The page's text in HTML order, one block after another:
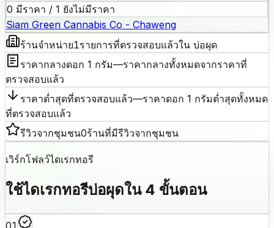
0 มีราคา / 1 ยังไม่มีราคา
Siam Green Cannabis Co - Chaweng
ร้านจำหน่าย1รายการที่ตรวจสอบแล้วใน บ่อผุด
ราคากลางดอก 1 กรัม—ราคากลางทั้งหมดจากราคาที่
ตรวจสอบแล้ว
ราคาต่ำสุดที่ตรวจสอบแล้ว—ราคาดอก 1 กรัมต่ำสุดทั้งหมด
ที่ตรวจสอบแล้ว
รีวิวจากชุมชน0ร้านที่มีรีวิวจากชุมชน
เวิร์กโฟลว์ไดเรกทอรี
ใช้ไดเรกทอรีบ่อผุดใน 4 ขั้นตอน
01